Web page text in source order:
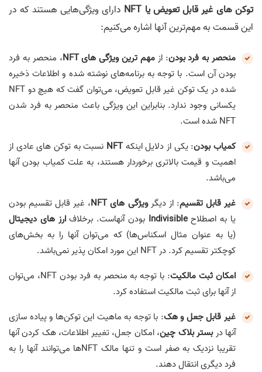
توکن های غیر قابل تعویض یا NFT
دارای ویژگی‌هایی هستند که در
این قسمت به مهم‌ترین آنها اشاره می‌کنیم:
منحصر به فرد بودن: ازمهم ترین ویژگی های NFT
، منحصر به فرد
بودن آن است. با توجه به برنامه‌های نوشته شده و اطلاعات ذخیره
شده در یک توکن غیر قابل تعویض، می‌توان گفت که هیچ دو NFT
یکسانی وجود ندارد. بنابراین این ویژگی باعث منحصر به فرد شدن
NFT شده است.
کمیاب بودن: یکی از دلایل اینکهNFT نسبت به توکن های عادی از
اهمیت و قیمت بالاتری برخوردار هستند، به علت کمیاب بودن آنها
می‌باشد.
غیر قابل تقسیم: از دیگرویژگی های NFT
، غیر قابل تقسیم بودن
یا به اصطلاحIndivisible بودن آنهاست. برخلافارز های دیجیتال
(یا به عنوان مثال اسکناس‌ها) که می‌توان آنها را به بخش‌های
کوچکتر تقسیم کرد. در NFT این مورد امکان پذیر نمی‌باشد.
امکان ثبت مالکیت
: با توجه به منحصر به فرد بودن NFT، می‌توان
از آنها برای ثبت مالکیت استفاده کرد.
غیر قابل جعل و هک: با توجه به ماهیت این توکن‌ها و پیاده سازی
آنها دربستر بلاک چین، امکان جعل، تغییر اطلاعات، هک کردن آنها
تقریبا نزدیک به صفر است و تنها مالک NFTها می‌توانند آنها را به
فرد دیگری انتقال دهند.